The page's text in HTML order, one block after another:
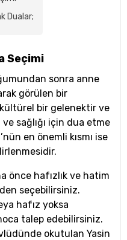
Dualar;
Seçimi
sonra anne
görülen bir
bir gelenektir ve
sağlığı için dua etme
en önemli kısmı ise
önce hafızlık ve hatim
seçebilirsiniz.
hafız yoksa
talep edebilirsiniz.
okutulan Yasin